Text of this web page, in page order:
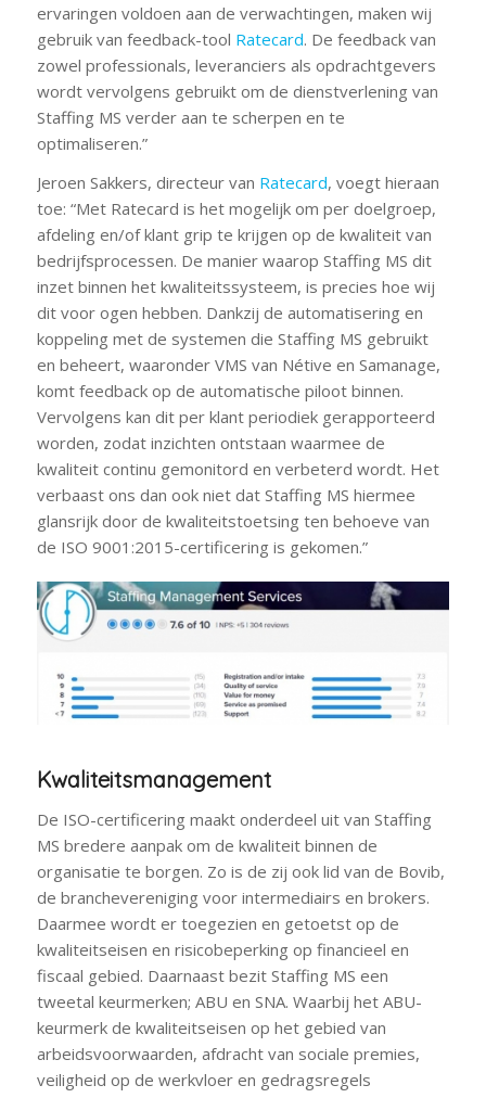
ervaringen voldoen aan de verwachtingen, maken wij
gebruik van feedback-tool Ratecard. De feedback van
zowel professionals, leveranciers als opdrachtgevers
wordt vervolgens gebruikt om de dienstverlening van
Staffing MS verder aan te scherpen en te
optimaliseren.”
Jeroen Sakkers, directeur van Ratecard, voegt hieraan
toe: “Met Ratecard is het mogelijk om per doelgroep,
afdeling en/of klant grip te krijgen op de kwaliteit van
bedrijfsprocessen. De manier waarop Staffing MS dit
inzet binnen het kwaliteitssysteem, is precies hoe wij
dit voor ogen hebben. Dankzij de automatisering en
koppeling met de systemen die Staffing MS gebruikt
en beheert, waaronder VMS van Nétive en Samanage,
komt feedback op de automatische piloot binnen.
Vervolgens kan dit per klant periodiek gerapporteerd
worden, zodat inzichten ontstaan waarmee de
kwaliteit continu gemonitord en verbeterd wordt. Het
verbaast ons dan ook niet dat Staffing MS hiermee
glansrijk door de kwaliteitstoetsing ten behoeve van
de ISO 9001:2015-certificering is gekomen.”
Kwaliteitsmanagement
De ISO-certificering maakt onderdeel uit van Staffing
MS bredere aanpak om de kwaliteit binnen de
organisatie te borgen. Zo is de zij ook lid van de Bovib,
de branchevereniging voor intermediairs en brokers.
Daarmee wordt er toegezien en getoetst op de
kwaliteitseisen en risicobeperking op financieel en
fiscaal gebied. Daarnaast bezit Staffing MS een
tweetal keurmerken; ABU en SNA. Waarbij het ABU-
keurmerk de kwaliteitseisen op het gebied van
arbeidsvoorwaarden, afdracht van sociale premies,
veiligheid op de werkvloer en gedragsregels